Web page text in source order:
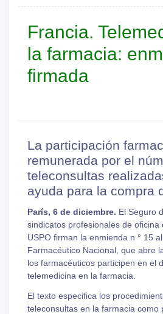
Francia.
la farmacia:
firmada
La participación
remunerada por el
teleconsultas
ayuda para la compra
París, 6 de diciembre. El Seguro
sindicatos profesionales de oficina
USPO firman la enmienda n ° 15
Farmacéutico Nacional, que abre
los farmacéuticos participen en el
telemedicina en la farmacia.
El texto especifica los
teleconsultas en la farmacia como